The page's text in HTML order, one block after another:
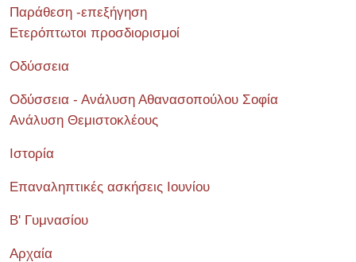
Παράθεση -επεξήγηση
Ετερόπτωτοι προσδιορισμοί
Οδύσσεια
Οδύσσεια - Ανάλυση Αθανασοπούλου Σοφία
Ανάλυση Θεμιστοκλέους
Ιστορία
Επαναληπτικές ασκήσεις Ιουνίου
Β' Γυμνασίου
Αρχαία